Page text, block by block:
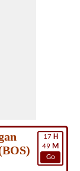
17 H
49 M
Go